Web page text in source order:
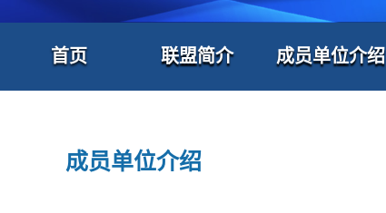
首页 联盟简介 成员单位介绍
成员单位介绍